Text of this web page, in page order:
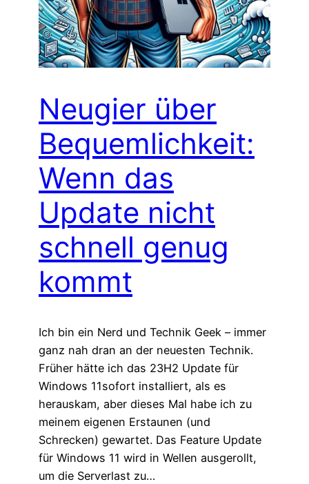
Neugier über
Bequemlichkeit:
Wenn das
Update nicht
schnell genug
kommt
Ich bin ein Nerd und Technik Geek – immer
ganz nah dran an der neuesten Technik.
Früher hätte ich das 23H2 Update für
Windows 11sofort installiert, als es
herauskam, aber dieses Mal habe ich zu
meinem eigenen Erstaunen (und
Schrecken) gewartet. Das Feature Update
für Windows 11 wird in Wellen ausgerollt,
um die Serverlast zu…